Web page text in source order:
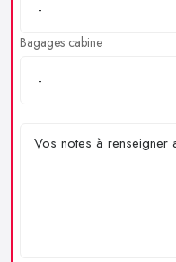
Bagages cabine